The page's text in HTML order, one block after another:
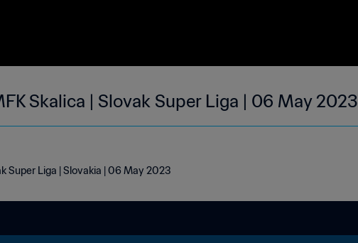
Skalica | Slovak Super Liga | 06 May 2023
Super Liga | Slovakia | 06 May 2023